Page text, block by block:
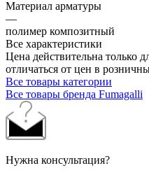
Материал арматуры
—
полимер композитный
Все характеристики
Цена действительна только
отличаться от цен в
Все товары категории
Все товары бренда Fumagalli
Нужна консультация?